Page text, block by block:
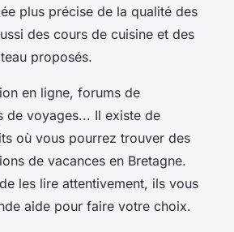
plus précise de la qualité des
des cours de cuisine et des
proposés.
en ligne, forums de
de voyages... Il existe de
où vous pourrez trouver des
de vacances en Bretagne.
les lire attentivement, ils vous
aide pour faire votre choix.